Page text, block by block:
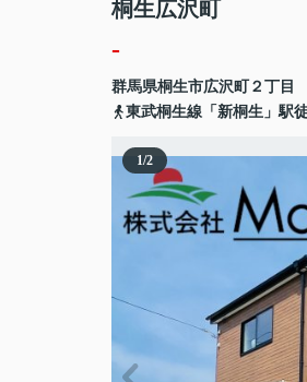
桐生広沢町
-
群馬県桐生市広沢町
２丁目
東武桐生線「新桐生」駅
1/2